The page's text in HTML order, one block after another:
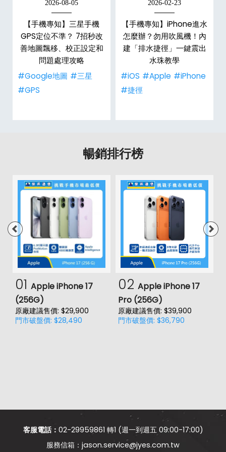
2026-08-05
【手機專知】三星手機
GPS定位不準？ 7招秒改
善地圖飄移、校正設定和
問題處理攻略
#Google地圖 #三星
#GPS
2026-02-23
【手機專知】iPhone進水
怎麼辦？勿用吹風機！內
建「排水捷徑」一鍵震出
水珠教學
#iOS #Apple #iPhone
#捷徑
暢銷排行榜
01 Apple iPhone 17
(256G)
原廠建議售價: $29,900
門市破盤價: $28,490
02 Apple iPhone 17
Pro (256G)
原廠建議售價: $39,900
門市破盤價: $36,790
客服電話： 02-29959861 轉1 (週一到週五 09:00-17:00)
jason.service@jyes.com.tw